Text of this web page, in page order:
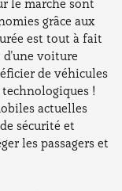
le marché sont
grâce aux
est tout à fait
d'une voiture
de véhicules
!
actuelles
sécurité et
les passagers et